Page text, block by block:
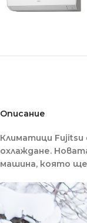
Описание
Климатици
охлаждане.
машина, която ще